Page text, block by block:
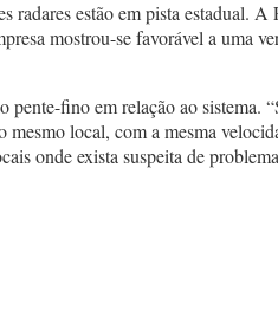
estão em pista estadual.
mostrou-se favorável a uma
fino em relação ao sistema.
local, com a mesma
onde exista suspeita de